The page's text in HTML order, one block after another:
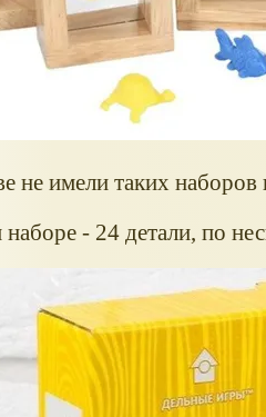
не имели таких наборов
- 24 детали, по